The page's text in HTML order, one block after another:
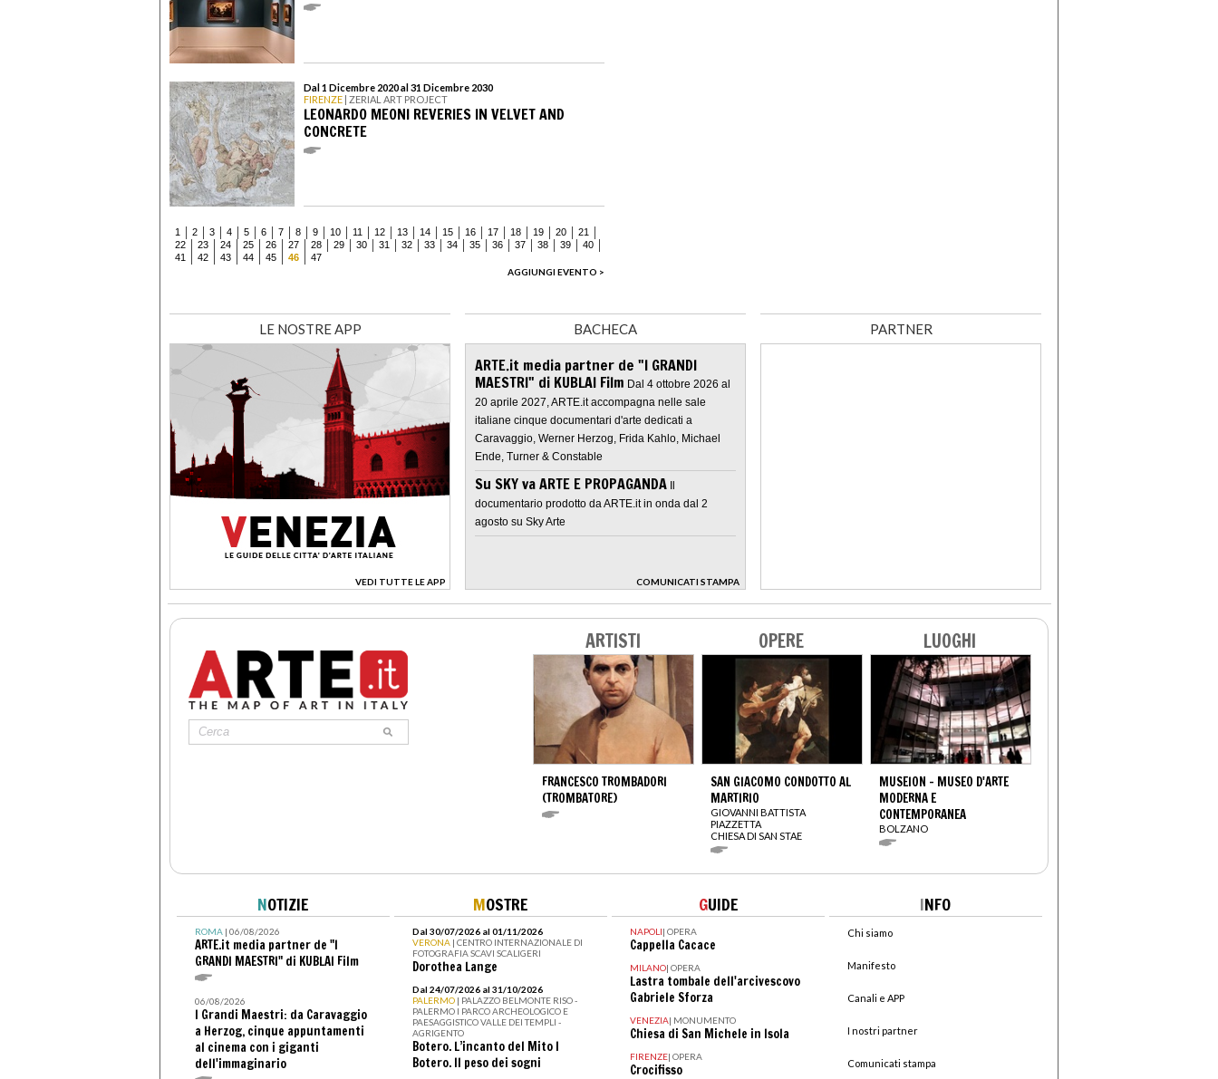
Dal 1 Dicembre 2020 al 31 Dicembre 2030
FIRENZE | ZERIAL ART PROJECT
LEONARDO MEONI REVERIES IN VELVET AND
CONCRETE
1 2 3 4 5 6 7 8 9 10 11 12 13 14 15 16 17 18 19 20
21
22
23 24 25 26 27 28 29 30 31 32 33 34 35 36 37 38 39
40
41
42 43 44 45 46
47
AGGIUNGI EVENTO >
LE NOSTRE APP
VEDI TUTTE LE APP
>
BACHECA
ARTE.it media partner de "I GRANDI
MAESTRI" di KUBLAI Film Dal 4 ottobre 2026 al
20 aprile 2027, ARTE.it accompagna nelle sale
italiane cinque documentari d'arte dedicati a
Caravaggio, Werner Herzog, Frida Kahlo, Michael
Ende, Turner & Constable
Su SKY va ARTE E PROPAGANDA Il
documentario prodotto da ARTE.it in onda dal 2
agosto su Sky Arte
COMUNICATI STAMPA
>
PARTNER
ARTISTI
FRANCESCO TROMBADORI
(TROMBATORE)
OPERE
SAN GIACOMO CONDOTTO AL
MARTIRIO
GIOVANNI BATTISTA
PIAZZETTA
CHIESA DI SAN STAE
LUOGHI
MUSEION - MUSEO D'ARTE
MODERNA E
CONTEMPORANEA
BOLZANO
NOTIZIE
ROMA| 06/08/2026
ARTE.it media partner de "I
GRANDI MAESTRI" di KUBLAI Film
06/08/2026
I Grandi Maestri: da Caravaggio
a Herzog, cinque appuntamenti
al cinema con i giganti
dell'immaginario
MOSTRE
Dal 30/07/2026 al 01/11/2026
VERONA | CENTRO INTERNAZIONALE DI
FOTOGRAFIA SCAVI SCALIGERI
Dorothea Lange
Dal 24/07/2026 al 31/10/2026
PALERMO | PALAZZO BELMONTE RISO -
PALERMO I PARCO ARCHEOLOGICO E
PAESAGGISTICO VALLE DEI TEMPLI -
AGRIGENTO
Botero. L’incanto del Mito I
Botero. Il peso dei sogni
GUIDE
NAPOLI| OPERA
Cappella Cacace
MILANO| OPERA
Lastra tombale dell'arcivescovo
Gabriele Sforza
VENEZIA| MONUMENTO
Chiesa di San Michele in Isola
FIRENZE| OPERA
Crocifisso
INFO
Chi siamo
Manifesto
Canali e APP
I nostri partner
Comunicati stampa